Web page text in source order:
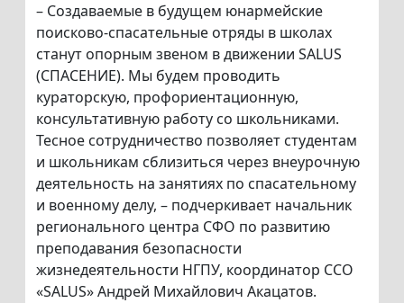
– Создаваемые в будущем юнармейские
поисково-спасательные отряды в школах
станут опорным звеном в движении SALUS
(СПАСЕНИЕ). Мы будем проводить
кураторскую, профориентационную,
консультативную работу со школьниками.
Тесное сотрудничество позволяет студентам
и школьникам сблизиться через внеурочную
деятельность на занятиях по спасательному
и военному делу, – подчеркивает начальник
регионального центра СФО по развитию
преподавания безопасности
жизнедеятельности НГПУ, координатор ССО
«SALUS» Андрей Михайлович Акацатов.